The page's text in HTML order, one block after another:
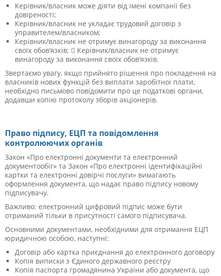
Керівник/власник може діяти від імені компанії без
довіреності;
Керівник/власник не укладає трудовий договір з
управителем/власником;
Керівник/власник не отримує винагороду за виконання
своїх обов’язків;  Керівник/власник не отримує
винагороду за виконання своїх обов’язків.
Звертаємо увагу, якщо прийнято рішення про покладення на
власників нових функцій без виплати заробітної плати,
необхідно письмово повідомити про це податкові органи,
додавши копію протоколу зборів акціонерів.
Право підпису, ЕЦП та повідомлення
контролюючих органів
Закон «Про електронні документи та електронний
документообіг» та Закон «Про електронні ідентифікаційні
картки та електронні довірчі послуги» вимагають
оформлення документа, що надає право підпису новому
підписувачу.
Важливо: електронний цифровий підпис може бути
отриманий тільки в присутності самого підписувача.
Основними документами, необхідними для отримання ЕЦП
юридичною особою, наступні:
Договір або картка приєднання до електронного договору
Копія виписки з Єдиного державного реєстру
Копія паспорта громадянина України або документа, що